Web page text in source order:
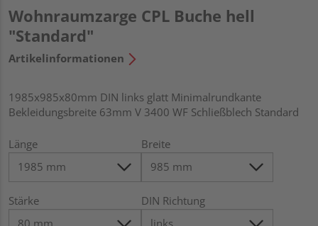
Wohnraumzarge CPL Buche hell
"Standard"
Artikelinformationen
1985x985x80mm DIN links glatt Minimalrundkante
Bekleidungsbreite 63mm V 3400 WF Schließblech Standard
Länge Breite
Stärke DIN Richtung